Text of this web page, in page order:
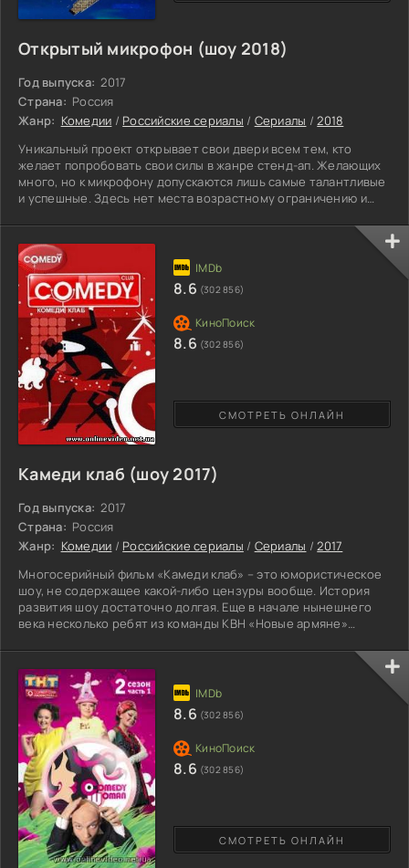
Открытый микрофон (шоу 2018)
Год выпуска: 2017
Страна: Россия
Жанр: Комедии / Российские сериалы / Сериалы /2018
Уникальный проект открывает свои двери всем тем, кто
желает попробовать свои силы в жанре стенд-ап. Желающих
много, но к микрофону допускаются лишь самые талантливые
и успешные. Здесь нет места возрастному ограничению и
появляются на сцене что бы выступить в необыкновенном
жанре и побороться за главный приз. Победитель станет
постоянным комиком в одной из самых популярных передач
на канале ТНТ! Шутки про быт, отношения, политиков и
многое
Камеди клаб (шоу 2017)
Год выпуска: 2017
Страна: Россия
Жанр: Комедии / Российские сериалы / Сериалы /2017
Многосерийный фильм «Камеди клаб» – это юмористическое
шоу, не содержащее какой-либо цензуры вообще. История
развития шоу достаточно долгая. Еще в начале нынешнего
века несколько ребят из команды КВН «Новые армяне»
отличаться от других, такое шоу, которое зрители еще
никогда не видели. Так и появился «Камеди Клаб» – аналог
американской передачи с одноименным названием.
Несколько лет команда Камеди не рисковала освещать свою
программу на
СМОТРЕТЬ ОНЛАЙН
8.6 (302 856)
8.6 (302 856)
СМОТРЕТЬ ОНЛАЙН
8.6 (302 856)
8.6 (302 856)